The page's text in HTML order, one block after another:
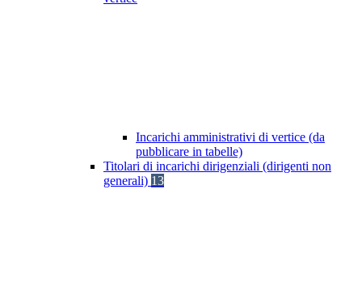
Incarichi amministrativi di vertice (da
pubblicare in tabelle)
Titolari di incarichi dirigenziali (dirigenti non
generali) 13